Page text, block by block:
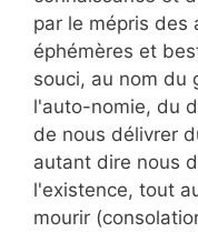
par le mépris des
éphémères et
souci, au nom du
l'auto-nomie, du
de nous délivrer
autant dire nous
l'existence, tout
mourir